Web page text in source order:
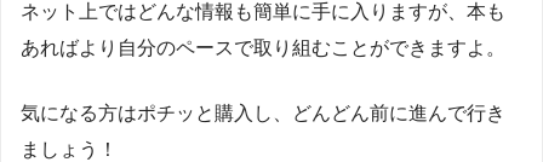
ネット上ではどんな情報も簡単に手に入りますが、本も
あればより自分のペースで取り組むことができますよ。
気になる方はポチッと購入し、どんどん前に進んで行き
ましょう！